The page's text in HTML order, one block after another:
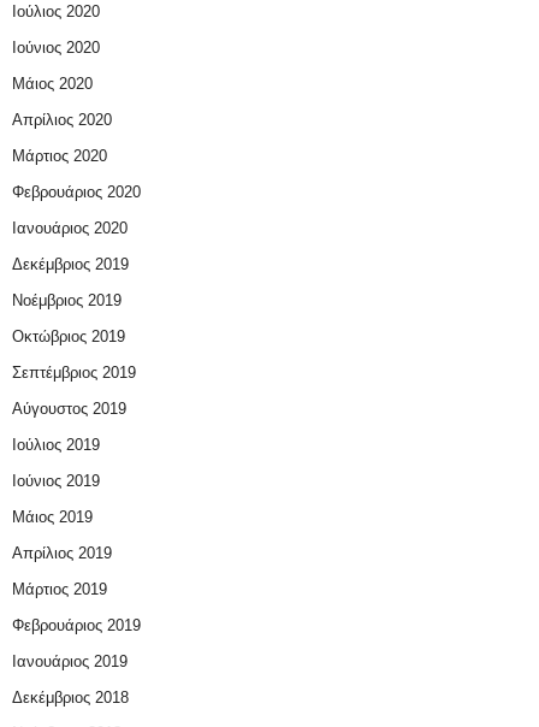
Ιούλιος 2020
Ιούνιος 2020
Μάιος 2020
Απρίλιος 2020
Μάρτιος 2020
Φεβρουάριος 2020
Ιανουάριος 2020
Δεκέμβριος 2019
Νοέμβριος 2019
Οκτώβριος 2019
Σεπτέμβριος 2019
Αύγουστος 2019
Ιούλιος 2019
Ιούνιος 2019
Μάιος 2019
Απρίλιος 2019
Μάρτιος 2019
Φεβρουάριος 2019
Ιανουάριος 2019
Δεκέμβριος 2018